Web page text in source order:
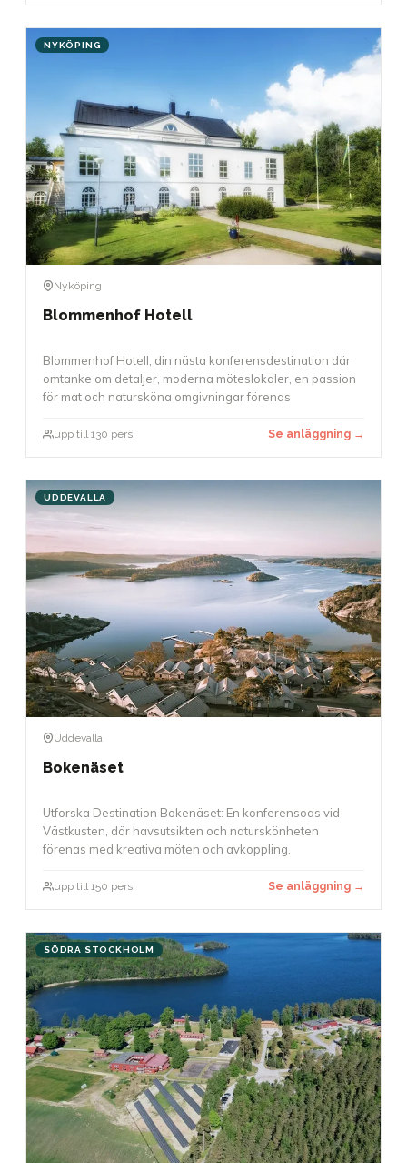
NYKÖPING
Nyköping
Blommenhof Hotell
Blommenhof Hotell, din nästa konferensdestination där
omtanke om detaljer, moderna möteslokaler, en passion
för mat och natursköna omgivningar förenas
upp till 130 pers. Se anläggning →
UDDEVALLA
Uddevalla
Bokenäset
Utforska Destination Bokenäset: En konferensoas vid
Västkusten, där havsutsikten och naturskönheten
förenas med kreativa möten och avkoppling.
upp till 150 pers. Se anläggning →
SÖDRA STOCKHOLM